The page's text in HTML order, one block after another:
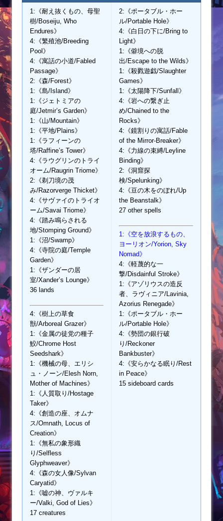
1:《耐え抜くもの、母聖
樹/Boseiju, Who
Endures》
4:《繁殖池/Breeding
Pool》
4:《寓話の小道/Fabled
Passage》
2:《森/Forest》
1:《島/Island》
1:《ジェトミアの
庭/Jetmir’s Garden》
1:《山/Mountain》
1:《平地/Plains》
1:《ラフィーンの
塔/Raffine’s Tower》
4:《ラウグリンのトライ
オーム/Raugrin Triome》
2:《剃刀境の茂
み/Razorverge Thicket》
4:《サヴァイのトライオ
ーム/Savai Triome》
4:《踏み鳴らされる
地/Stomping Ground》
1:《沼/Swamp》
4:《寺院の庭/Temple
Garden》
1:《ザンダーの居
室/Xander’s Lounge》
36 lands
4:《樹上の草食
獣/Arboreal Grazer》
1:《金属の徒党の種子
鮫/Chrome Host
Seedshark》
1:《機械の母、エリシ
ュ・ノーン/Elesh Norn,
Mother of Machines》
1:《人質取り/Hostage
Taker》
4:《創造の座、オムナ
ス/Omnath, Locus of
Creation》
1:《無私の象形織
り/Selfless
Glyphweaver》
4:《森の女人像/Sylvan
Caryatid》
1:《嘘の神、ヴァルキ
ー/Valki, God of Lies》
17 creatures
2:《ポータブル・ホー
ル/Portable Hole》
4:《白日の下に/Bring to
Light》
1:《僻境への脱
出/Escape to the Wilds》
1:《殺戮遊戯/Slaughter
Games》
1:《太陽降下/Sunfall》
4:《岩への繋ぎ止
め/Chained to the
Rocks》
4:《鏡割りの寓話/Fable
of the Mirror-Breaker》
4:《力線の束縛/Leyline
Binding》
2:《洞窟探
検/Spelunking》
4:《豆の木をのぼれ/Up
the Beanstalk》
27 other spells
1:《空を放浪するもの、
ヨーリオン/Yorion, Sky
Nomad》
4:《軽蔑的な一
撃/Disdainful Stroke》
1:《アゾリウスの造反
者、ラヴィニア/Lavinia,
Azorius Renegade》
1:《ポータブル・ホー
ル/Portable Hole》
4:《勢団の銀行破
り/Reckoner
Bankbuster》
4:《安らかなる眠り/Rest
in Peace》
15 sideboard cards